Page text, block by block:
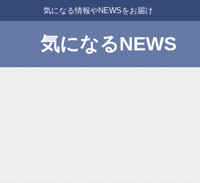
気になる情報やNEWSをお届け
気になるNEWS